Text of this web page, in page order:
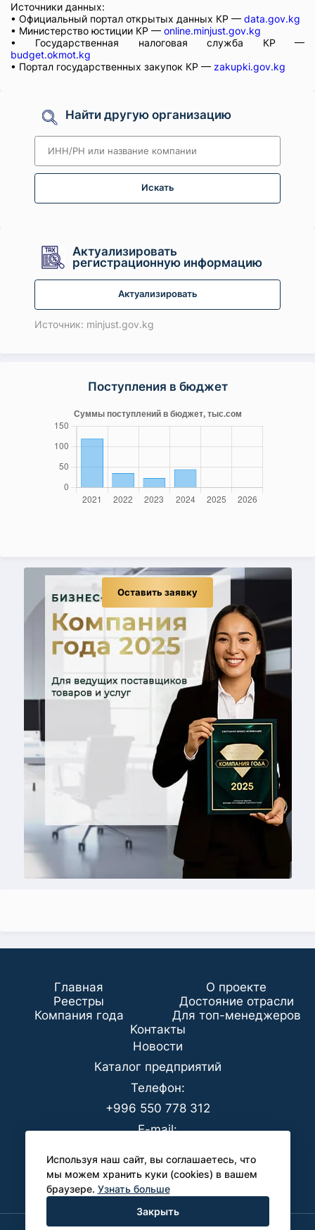
Источники данных:
• Официальный портал открытых данных КР — data.gov.kg
• Министерство юстиции КР — online.minjust.gov.kg
• Государственная налоговая служба КР —
budget.okmot.kg
• Портал государственных закупок КР — zakupki.gov.kg
Найти другую организацию
Искать
Актуализировать
регистрационную информацию
Актуализировать
Источник: minjust.gov.kg
Поступления в бюджет
Оставить заявку
Используя наш сайт, вы соглашаетесь, что
мы можем хранить куки (cookies) в вашем
браузере. Узнать больше
Закрыть
Главная
О проекте
Реестры
Достояние отрасли
Компания года
Для топ-менеджеров
Koнтaкты
Новости
Каталог предприятий
Телефон:
+996 550 778 312
E-mail:
Для СМИ:
pr@analyt-kg.com
Политика конфиденциальности